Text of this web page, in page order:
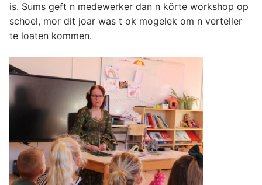
is. Sums geft n medewerker dan n körte workshop op
schoel, mor dit joar was t ok mogelek om n verteller
te loaten kommen.